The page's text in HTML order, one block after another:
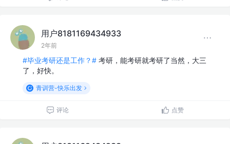
用户8181169434933
2年前
#毕业考研还是工作？# 考研，能考研就考研了当然，大三
了，好快。
青训营-快乐出发
评论 点赞